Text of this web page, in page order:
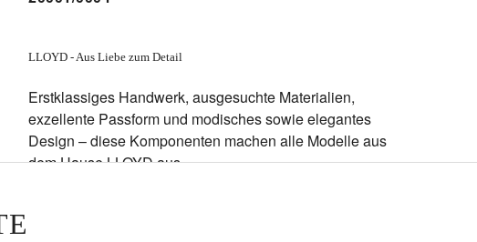
LLOYD - Aus Liebe zum Detail
Erstklassiges Handwerk, ausgesuchte Materialien,
exzellente Passform und modisches sowie elegantes
Design – diese Komponenten machen alle Modelle aus
dem Hause LLOYD aus.